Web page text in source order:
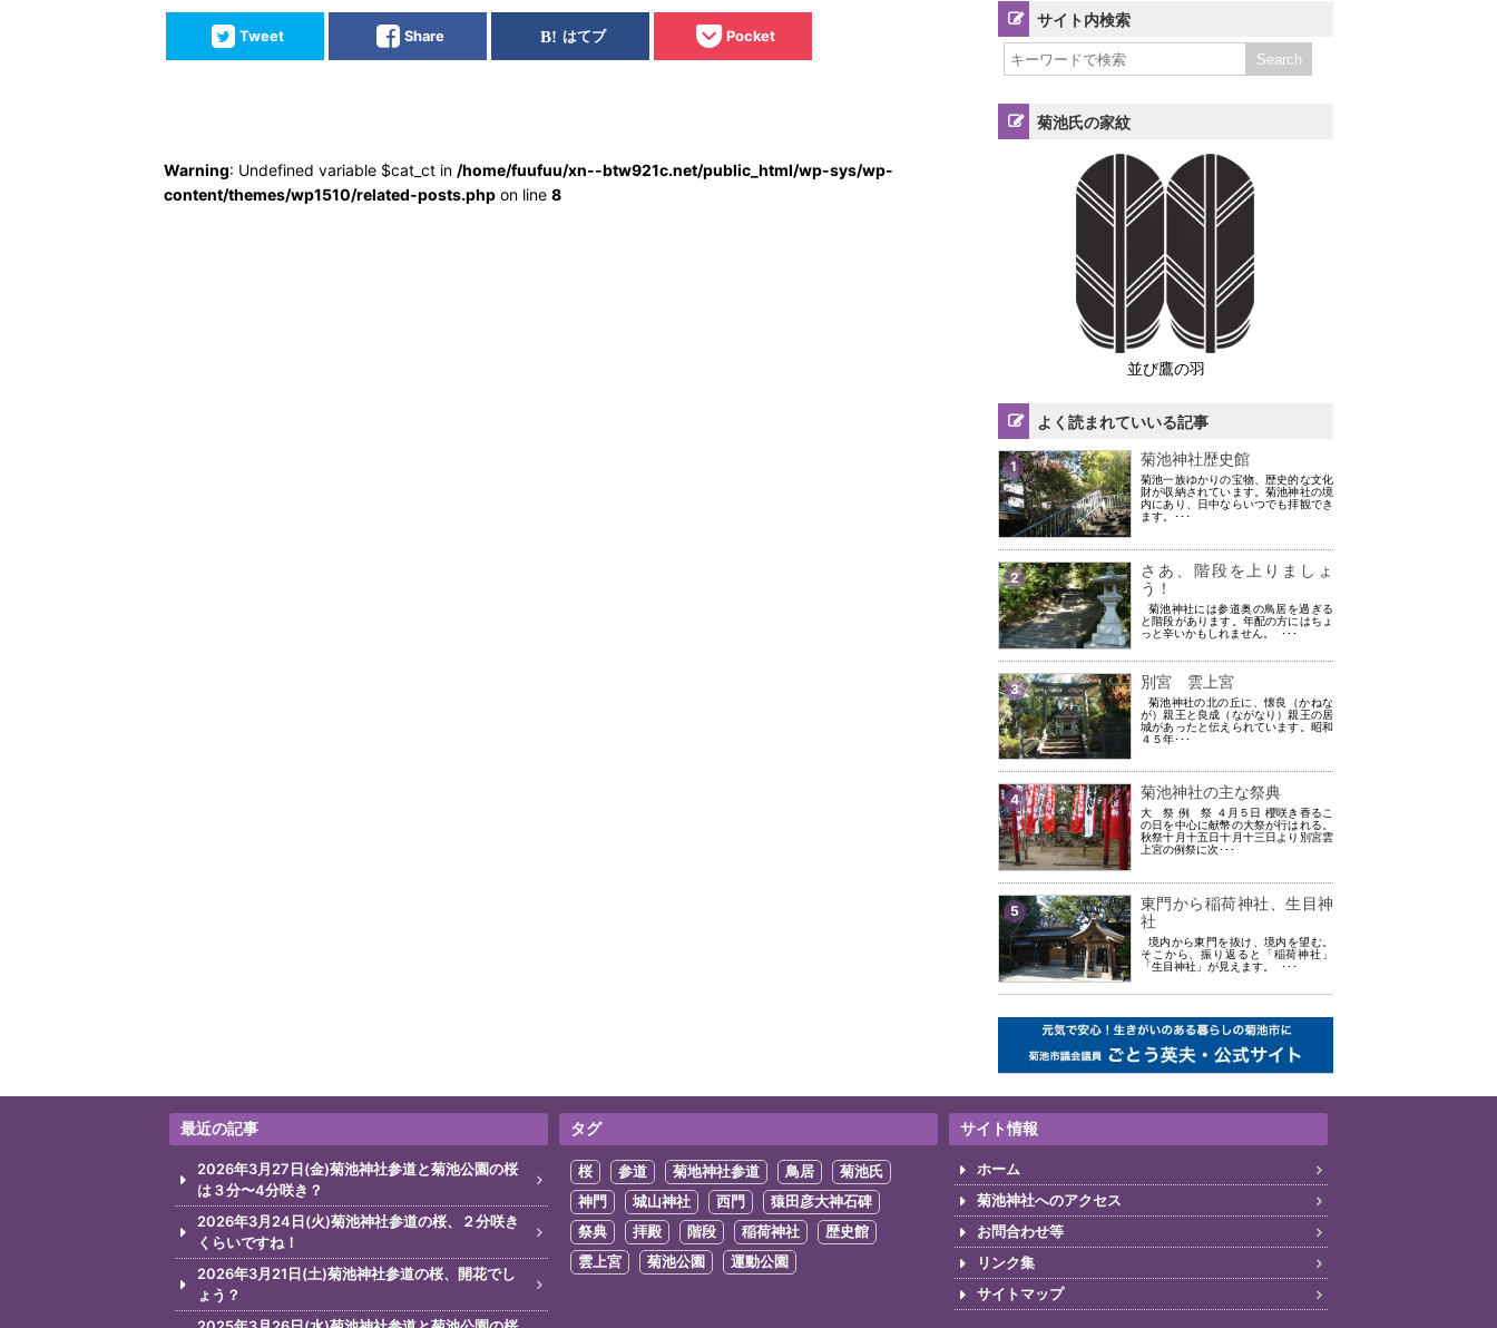
Tweet Share はてブ Pocket
Warning: Undefined variable $cat_ct in /home/fuufuu/xn--btw921c.net/public_html/wp-sys/wp-
content/themes/wp1510/related-posts.php on line 8
サイト内検索
菊池氏の家紋
並び鷹の羽
よく読まれていいる記事
1 菊池神社歴史館
菊池一族ゆかりの宝物、歴史的な文化
財が収納されています。菊池神社の境
内にあり、日中ならいつでも拝観でき
ます。･･･
2
さあ、階段を上りましょ
う！
菊池神社には参道奥の鳥居を過ぎる
と階段があります。年配の方にはちょ
っと辛いかもしれません。 ･･･
3 別宮 雲上宮
菊池神社の北の丘に、懐良（かねな
が）親王と良成（ながなり）親王の居
城があったと伝えられています。昭和
４５年･･･
4 菊池神社の主な祭典
大 祭 例 祭 ４月５日 櫻咲き香るこ
の日を中心に献幣の大祭が行はれる。
秋祭十月十五日十月十三日より別宮雲
上宮の例祭に次･･･
5
東門から稲荷神社、生目神
社
境内から東門を抜け、境内を望む。
そこから、振り返ると「稲荷神社」
「生目神社」が見えます。 ･･･
最近の記事
2026年3月27日(金)菊池神社参道と菊池公園の桜
は３分〜4分咲き？
2026年3月24日(火)菊池神社参道の桜、２分咲き
くらいですね！
2026年3月21日(土)菊池神社参道の桜、開花でし
ょう？
タグ
桜 参道 菊地神社参道 鳥居
菊池氏
神門
城山神社 西門
猿田彦大神石碑
祭典
拝殿 階段 稲荷神社
歴史館
雲上宮
菊池公園 運動公園
サイト情報
ホーム
菊池神社へのアクセス
お問合わせ等
リンク集
サイトマップ